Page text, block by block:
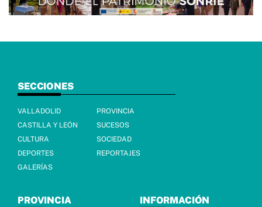
SECCIONES
VALLADOLID
PROVINCIA
CASTILLA Y LEÓN
SUCESOS
CULTURA
SOCIEDAD
DEPORTES
REPORTAJES
GALERÍAS
PROVINCIA INFORMACIÓN